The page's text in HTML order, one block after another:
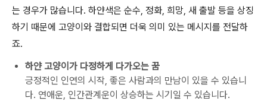
는 경우가 많습니다. 하얀색은 순수, 정화, 희망, 새 출발 등을 상징
하기 때문에 고양이와 결합되면 더욱 의미 있는 메시지를 전달하
죠.
하얀 고양이가 다정하게 다가오는 꿈
긍정적인 인연의 시작, 좋은 사람과의 만남이 있을 수 있습니
다. 연애운, 인간관계운이 상승하는 시기일 수 있습니다.